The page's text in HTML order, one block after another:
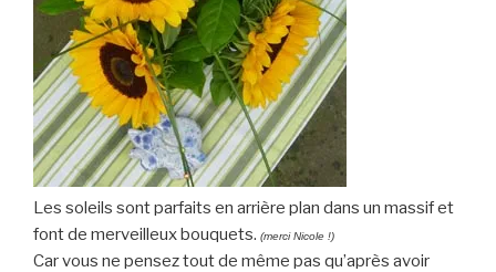
Les soleils sont parfaits en arrière plan dans un massif et
font de merveilleux bouquets. (merci Nicole !)
Car vous ne pensez tout de même pas qu’après avoir